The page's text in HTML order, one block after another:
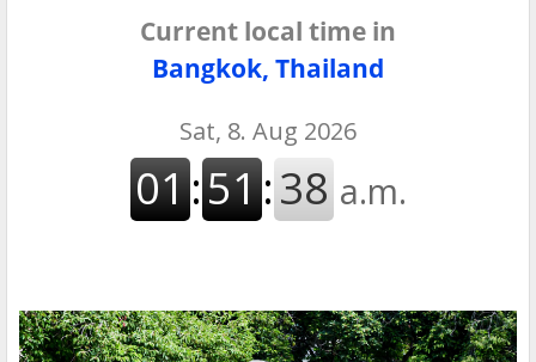
Current local time in
Bangkok, Thailand